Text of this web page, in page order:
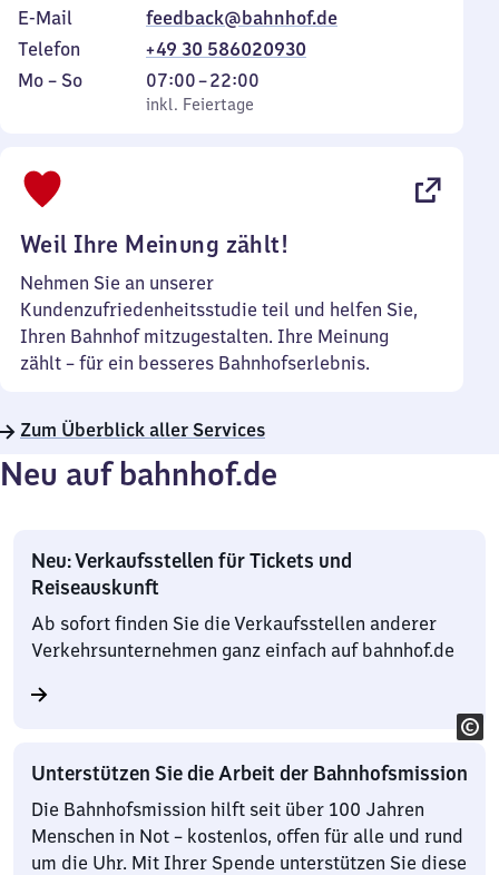
E-Mail
feedback@bahnhof.de
Telefon
+49 30 586020930
Montag
Mo – So,
inkl. Feiertage
07:00–22:00
Von
7
inkl. Feiertage
Weil Ihre Meinung zählt!
Nehmen Sie an unserer
Kundenzufriedenheitsstudie teil und helfen Sie,
Ihren Bahnhof mitzugestalten. Ihre Meinung
zählt – für ein besseres Bahnhofserlebnis.
Zum Überblick aller Services
Neu auf bahnhof.de
Neu: Verkaufsstellen für Tickets und
Reiseauskunft
Ab sofort finden Sie die Verkaufsstellen anderer
Verkehrsunternehmen ganz einfach auf bahnhof.de
Unterstützen Sie die Arbeit der Bahnhofsmission
Die Bahnhofsmission hilft seit über 100 Jahren
Menschen in Not – kostenlos, offen für alle und rund
um die Uhr. Mit Ihrer Spende unterstützen Sie diese